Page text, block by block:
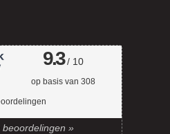
9.3/ 10
op basis van 308
beoordelingen »